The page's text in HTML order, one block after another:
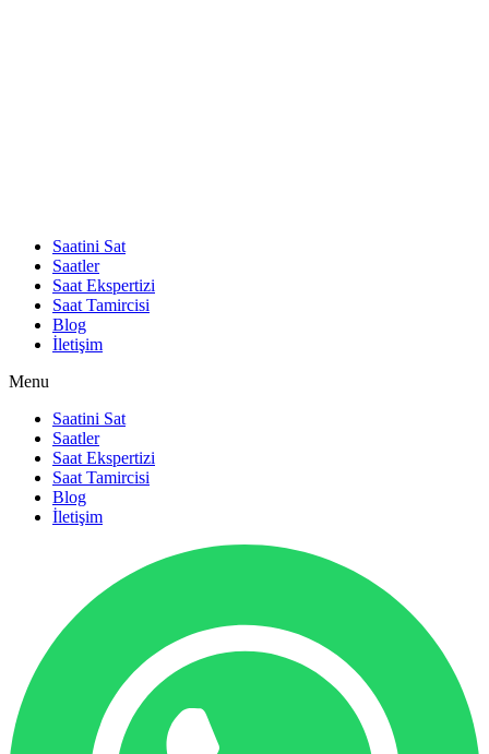
Saatini Sat
Saatler
Saat Ekspertizi
Saat Tamircisi
Blog
İletişim
Menu
Saatini Sat
Saatler
Saat Ekspertizi
Saat Tamircisi
Blog
İletişim